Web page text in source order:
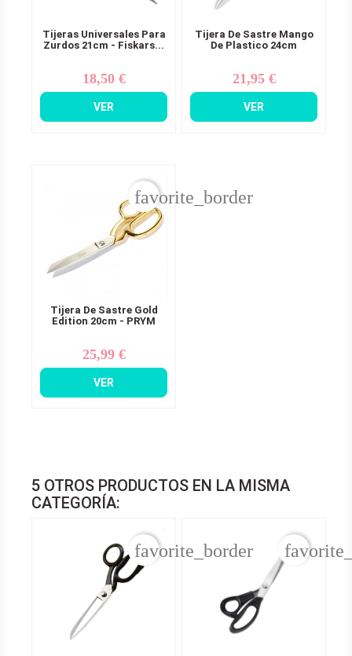
Tijeras Universales Para
Zurdos 21cm - Fiskars...
Precio
18,50 €
VER
Tijera De Sastre Mango
De Plastico 24cm
Precio
21,95 €
VER
Tijera De Sastre Gold
Edition 20cm - PRYM
Precio
25,99 €
VER
favorite_border
5 OTROS PRODUCTOS EN LA MISMA
CATEGORÍA:
favorite_border